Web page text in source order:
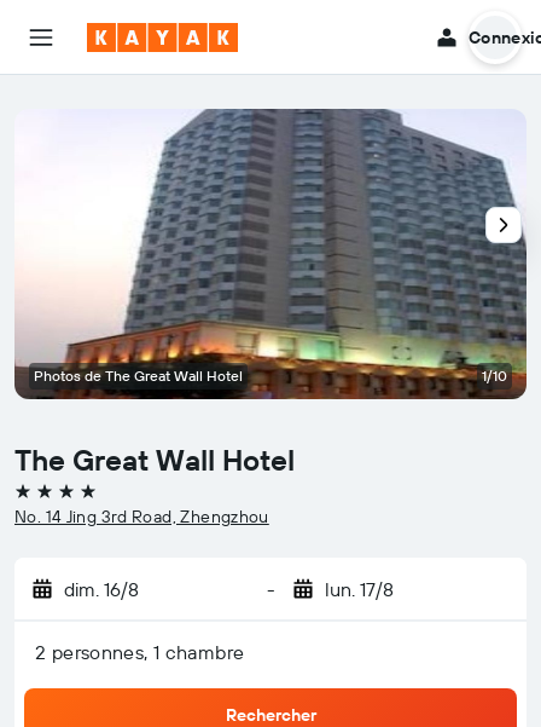
The Great Wall Hotel
4 étoiles
No. 14 Jing 3rd Road, Zhengzhou
dim. 16/8 - lun. 17/8
2 personnes, 1 chambre
Rechercher
Photos de The Great Wall Hotel 1/10